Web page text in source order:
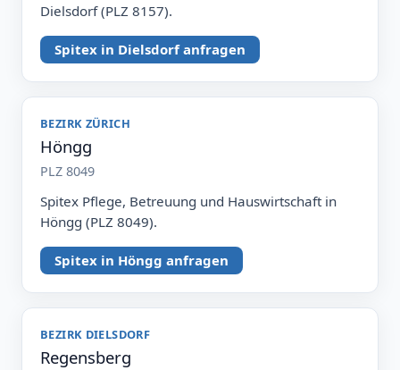
Dielsdorf (PLZ 8157).
Spitex in Dielsdorf anfragen
BEZIRK ZÜRICH
Höngg
PLZ 8049
Spitex Pflege, Betreuung und Hauswirtschaft in
Höngg (PLZ 8049).
Spitex in Höngg anfragen
BEZIRK DIELSDORF
Regensberg